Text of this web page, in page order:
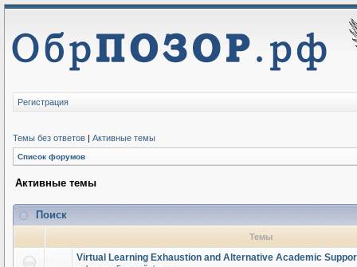
Регистрация
Темы без ответов | Активные темы
Список форумов
Активные темы
Поиск
Темы
Virtual Learning Exhaustion and Alternative Academic